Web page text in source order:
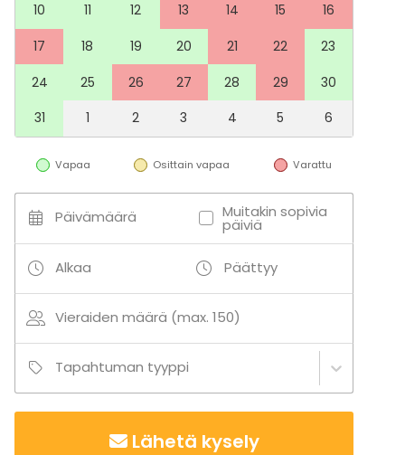
10
11 12 13 14 15
16
17
18 19 20 21 22
23
24
25 26 27 28 29
30
31
1 2 3 4 5 6
Vapaa Osittain vapaa Varattu
Päivämäärä Muitakin sopivia
päiviä
Alkaa Päättyy
Vieraiden määrä (max. 150)
Tapahtuman tyyppi
Lähetä kysely